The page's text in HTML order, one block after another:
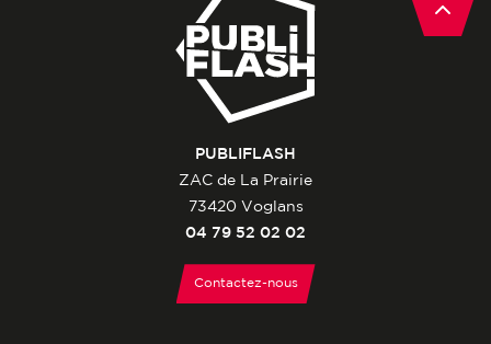
PUBLIFLASH
ZAC de La Prairie
73420 Voglans
04 79 52 02 02
Contactez-nous